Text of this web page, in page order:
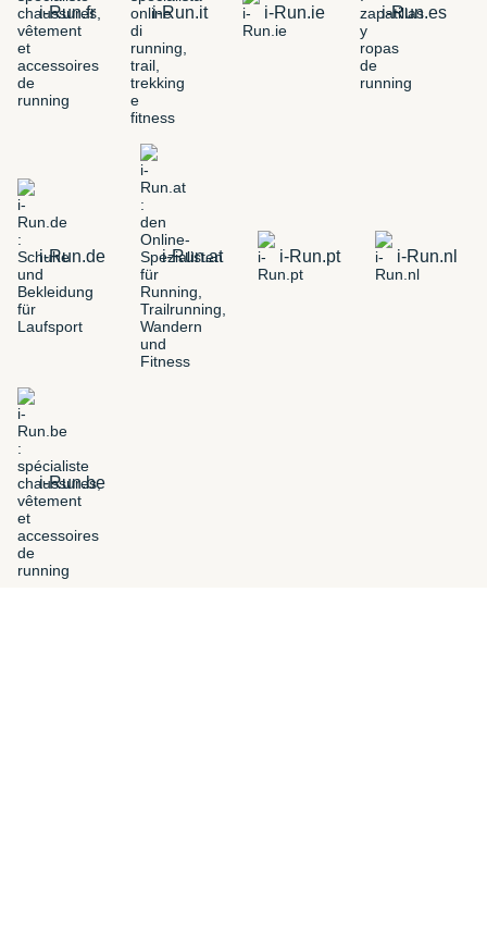
i-Run.fr i-Run.it i-Run.ie i-Run.es
i-Run.de i-Run.at i-Run.pt i-Run.nl
i-Run.be